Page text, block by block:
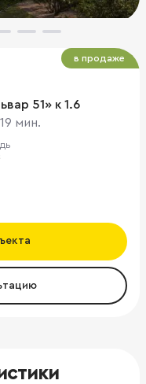
51» к 1.6
мин.
в продаже